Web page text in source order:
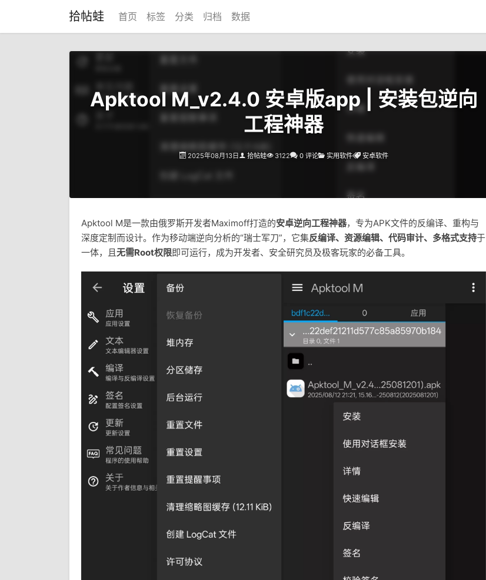
拾帖蛙 首页 标签 分类 归档 数据
Apktool M_v2.4.0 安卓版app | 安装包逆向
工程神器
2025年08月13日 拾帖蛙 3122 0 评论 实用软件 安卓软件
Apktool M是一款由俄罗斯开发者Maximoff打造的安卓逆向工程神器，专为APK文件的反编译、重构与
深度定制而设计。作为移动端逆向分析的“瑞士军刀”，它集反编译、资源编辑、代码审计、多格式支持于
一体，且无需Root权限即可运行，成为开发者、安全研究员及极客玩家的必备工具。